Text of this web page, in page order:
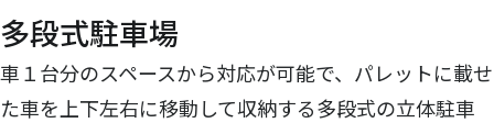
多段式駐車場
車１台分のスペースから対応が可能で、パレットに載せ
た車を上下左右に移動して収納する多段式の立体駐車